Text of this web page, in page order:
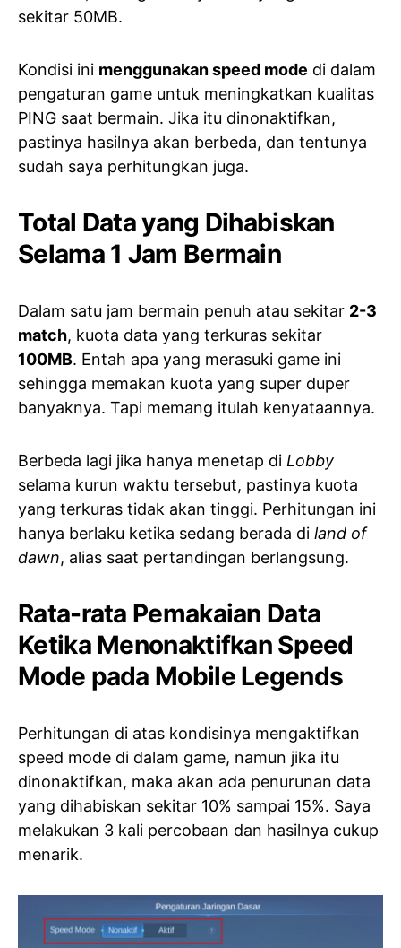
sekitar 50MB.
Kondisi ini menggunakan speed mode di dalam
pengaturan game untuk meningkatkan kualitas
PING saat bermain. Jika itu dinonaktifkan,
pastinya hasilnya akan berbeda, dan tentunya
sudah saya perhitungkan juga.
Total Data yang Dihabiskan
Selama 1 Jam Bermain
Dalam satu jam bermain penuh atau sekitar 2-3
match, kuota data yang terkuras sekitar
100MB. Entah apa yang merasuki game ini
sehingga memakan kuota yang super duper
banyaknya. Tapi memang itulah kenyataannya.
Berbeda lagi jika hanya menetap di Lobby
selama kurun waktu tersebut, pastinya kuota
yang terkuras tidak akan tinggi. Perhitungan ini
hanya berlaku ketika sedang berada di land of
dawn, alias saat pertandingan berlangsung.
Rata-rata Pemakaian Data
Ketika Menonaktifkan Speed
Mode pada Mobile Legends
Perhitungan di atas kondisinya mengaktifkan
speed mode di dalam game, namun jika itu
dinonaktifkan, maka akan ada penurunan data
yang dihabiskan sekitar 10% sampai 15%. Saya
melakukan 3 kali percobaan dan hasilnya cukup
menarik.